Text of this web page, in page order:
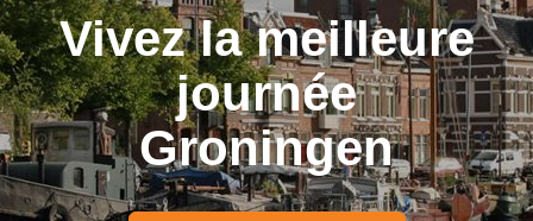
Vivez la meilleure
journée
Groningen